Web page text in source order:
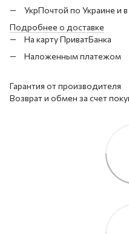
УкрПочтой по Украине и
Подробнее о доставке
На карту ПриватБанка
Наложенным платежом
Гарантия от производителя
Возврат и обмен за счет